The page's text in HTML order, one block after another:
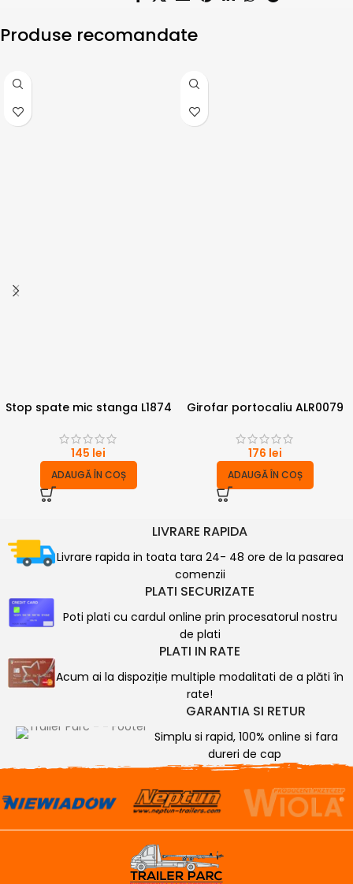
Produse recomandate
Stop spate mic stanga L1874
145 lei
ADAUGĂ ÎN COȘ
Girofar portocaliu ALR0079
176 lei
ADAUGĂ ÎN COȘ
LIVRARE RAPIDA
Livrare rapida in toata tara 24- 48 ore de la pasarea
comenzii
PLATI SECURIZATE
Poti plati cu cardul online prin procesatorul nostru
de plati
PLATI IN RATE
Acum ai la dispoziție multiple modalitati de a plăti în
rate!
GARANTIA SI RETUR
Simplu si rapid, 100% online si fara
dureri de cap